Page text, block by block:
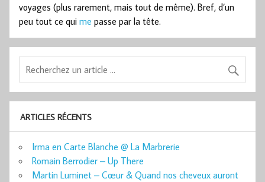
voyages (plus rarement, mais tout de même). Bref, d’un
peu tout ce qui me passe par la tête.
ARTICLES RÉCENTS
Irma en Carte Blanche @ La Marbrerie
Romain Berrodier – Up There
Martin Luminet – Cœur & Quand nos cheveux auront